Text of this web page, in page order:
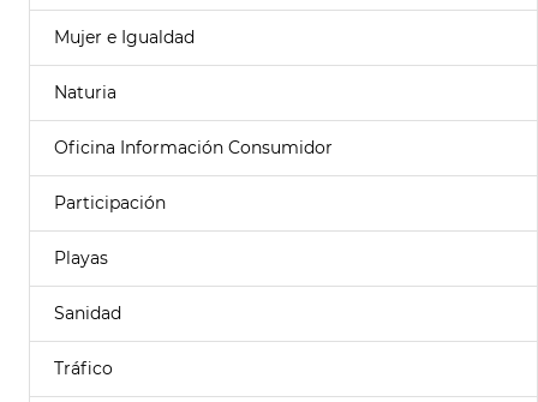
Mujer e Igualdad
Naturia
Oficina Información Consumidor
Participación
Playas
Sanidad
Tráfico